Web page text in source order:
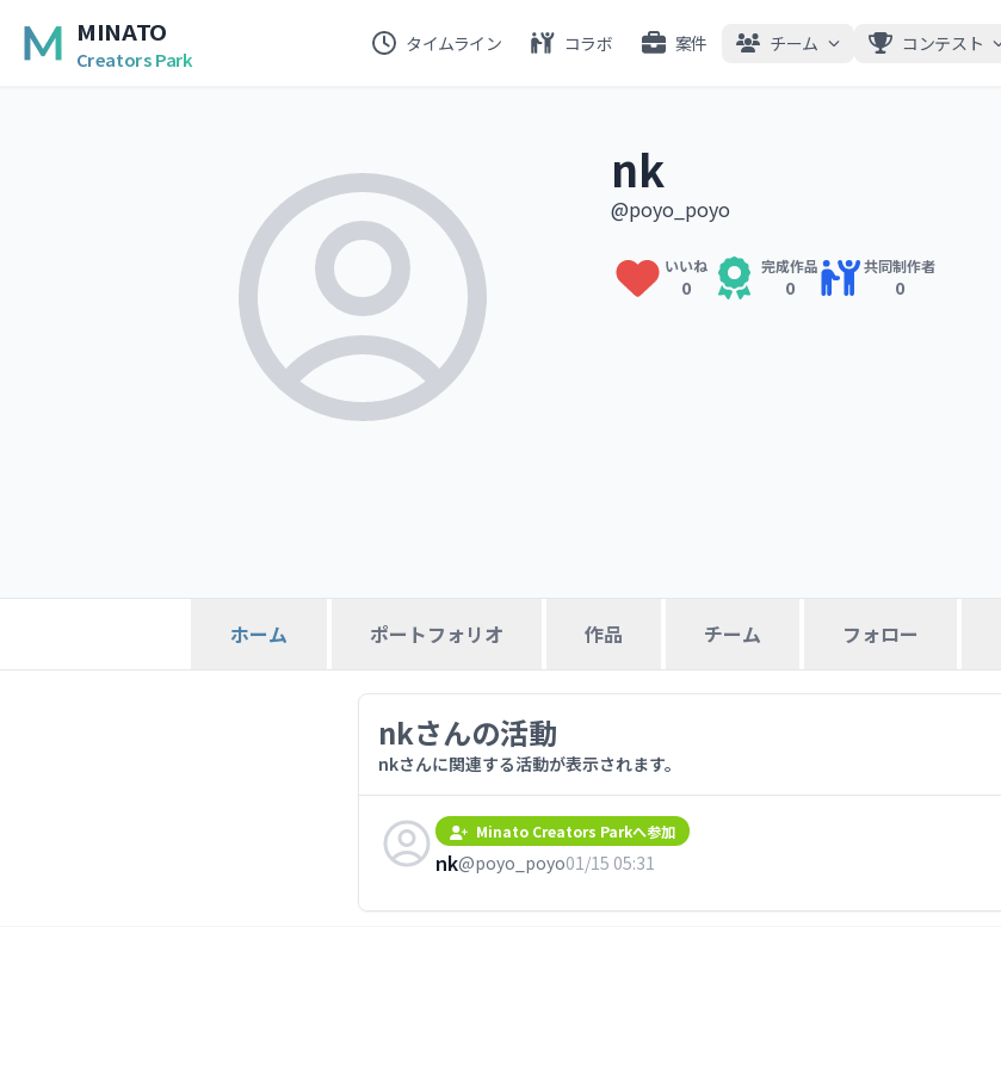
MINATO
Creators Park
タイムライン コラボ 案件 チーム コンテスト
nk
@poyo_poyo
いいね
0
完成作品
0
共同制作者
0
ホーム ポートフォリオ 作品 チーム フォロー
nkさんの活動
nkさんに関連する活動が表示されます。
Minato Creators Parkへ参加
nk@poyo_poyo01/15 05:31